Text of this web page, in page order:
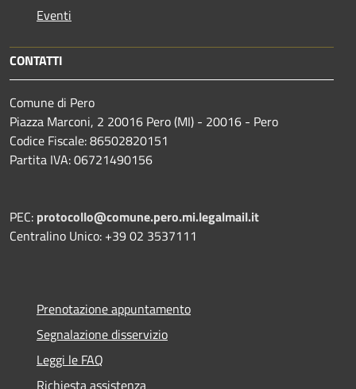
Eventi
CONTATTI
Comune di Pero
Piazza Marconi, 2 20016 Pero (MI) - 20016 - Pero
Codice Fiscale: 86502820151
Partita IVA: 06721490156
PEC: protocollo@comune.pero.mi.legalmail.it
Centralino Unico: +39 02 3537111
Prenotazione appuntamento
Segnalazione disservizio
Leggi le FAQ
Richiesta assistenza